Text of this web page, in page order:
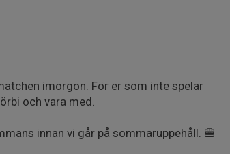
imorgon. För er som inte spelar
och vara med.
innan vi går på sommaruppehåll. 🍔